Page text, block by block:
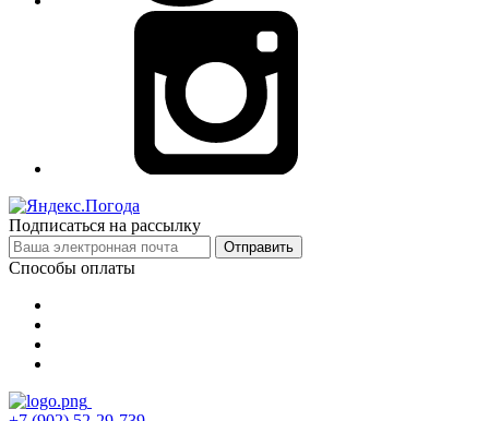
Подписаться на рассылку
Отправить
Способы оплаты